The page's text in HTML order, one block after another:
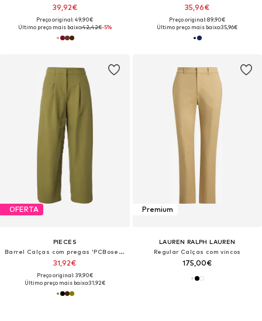
39,92€
Preço original: 49,90€
Último preço mais baixo:42,42€-5%
35,96€
Preço original: 89,90€
Último preço mais baixo:35,96€
OFERTA
PIECES
Barrel Calças com pregas 'PCBosella'
31,92€
Preço original: 39,90€
Último preço mais baixo:31,92€
Premium
LAUREN RALPH LAUREN
Regular Calças com vincos
175,00€